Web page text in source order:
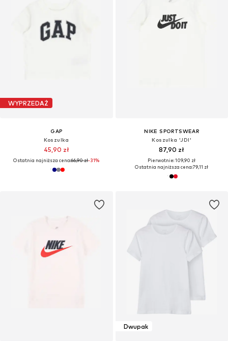
WYPRZEDAŻ
GAP
Koszulka
45,90 zł
Ostatnia najniższa cena:66,90 zł-31%
NIKE SPORTSWEAR
Koszulka 'JDI'
87,90 zł
Pierwotnie: 109,90 zł
Ostatnia najniższa cena:79,11 zł
Dwupak